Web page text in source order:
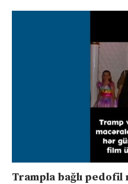
Trampla bağlı pedofil